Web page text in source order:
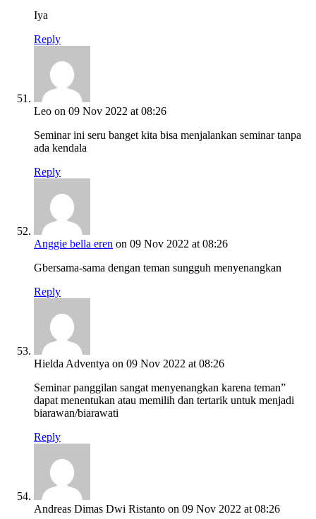
Iya
Reply
Leo on 09 Nov 2022 at 08:26
Seminar ini seru banget kita bisa menjalankan seminar tanpa
ada kendala
Reply
Anggie bella eren on 09 Nov 2022 at 08:26
Gbersama-sama dengan teman sungguh menyenangkan
Reply
Hielda Adventya on 09 Nov 2022 at 08:26
Seminar panggilan sangat menyenangkan karena teman”
dapat menentukan atau memilih dan tertarik untuk menjadi
biarawan/biarawati
Reply
Andreas Dimas Dwi Ristanto on 09 Nov 2022 at 08:26